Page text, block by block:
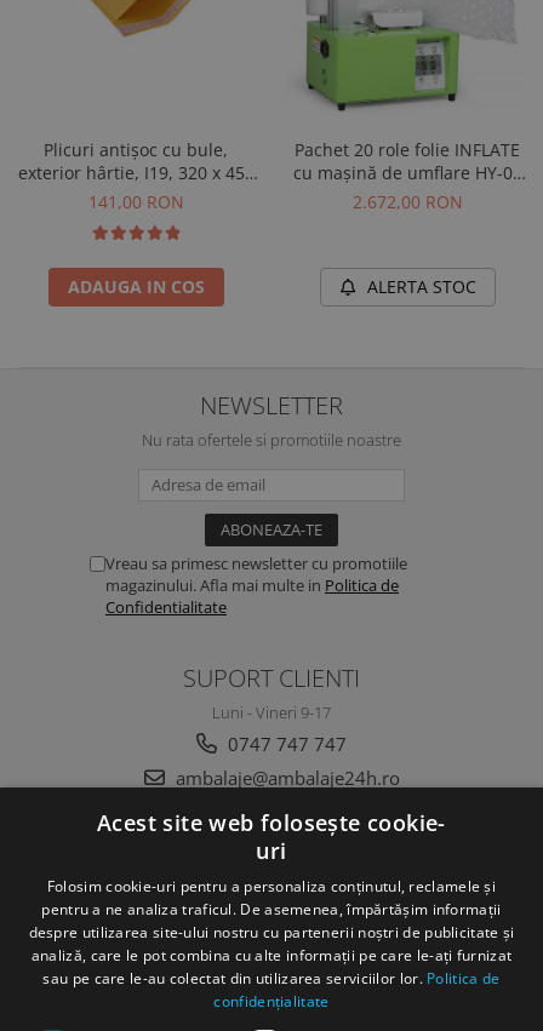
Plicuri antișoc cu bule,
exterior hârtie, I19, 320 x 455
+ 50 mm, 100 buc
141,00 RON
ADAUGA IN COS
Pachet 20 role folie INFLATE
cu mașină de umflare HY-01
inclusă
2.672,00 RON
ALERTA STOC
NEWSLETTER
Nu rata ofertele si promotiile noastre
Vreau sa primesc newsletter cu promotiile
magazinului. Afla mai multe in Politica de
Confidentialitate
SUPORT CLIENTI
Luni - Vineri 9-17
0747 747 747
ambalaje@ambalaje24h.ro
MAGAZINUL MEU
CLIENTI
DATE COMERCIALE
Acest site web folosește cookie-
uri
Folosim cookie-uri pentru a personaliza conținutul, reclamele și
pentru a ne analiza traficul. De asemenea, împărtășim informații
despre utilizarea site-ului nostru cu partenerii noștri de publicitate și
analiză, care le pot combina cu alte informații pe care le-ați furnizat
sau pe care le-au colectat din utilizarea serviciilor lor. Politica de
confidențialitate